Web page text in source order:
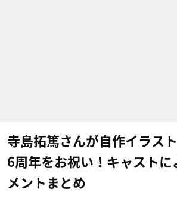
寺島拓篤さんが自作イラス
6周年をお祝い！キャストに
メントまとめ